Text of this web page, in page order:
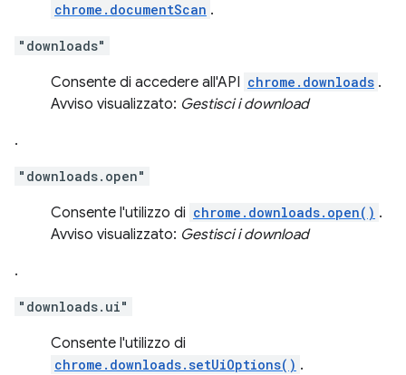
chrome.documentScan .
"downloads"
Consente di accedere all'API chrome.downloads .
Avviso visualizzato: Gestisci i download
.
"downloads.open"
Consente l'utilizzo di chrome.downloads.open() .
Avviso visualizzato: Gestisci i download
.
"downloads.ui"
Consente l'utilizzo di
chrome.downloads.setUiOptions() .